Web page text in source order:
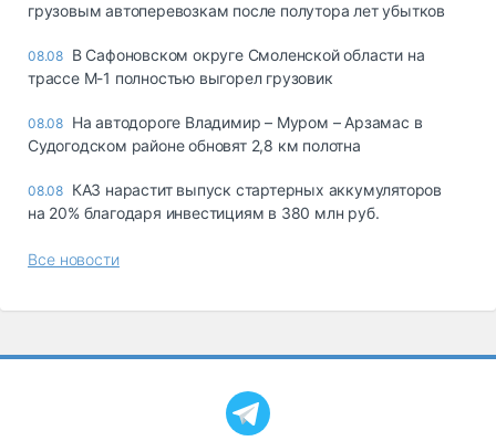
грузовым автоперевозкам после полутора лет убытков
08.08 В Сафоновском округе Смоленской области на
трассе М-1 полностью выгорел грузовик
08.08 На автодороге Владимир – Муром – Арзамас в
Судогодском районе обновят 2,8 км полотна
08.08 КАЗ нарастит выпуск стартерных аккумуляторов
на 20% благодаря инвестициям в 380 млн руб.
Все новости